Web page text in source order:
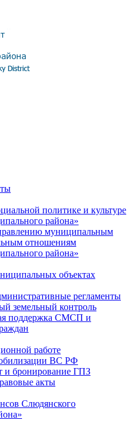
политике и культуре
района»
муниципальным
отношениям
района»
объектах
регламенты
земельный контроль
поддержка СМСП и
работе
ВС РФ
и бронирование ГПЗ
акты
Слюдянского